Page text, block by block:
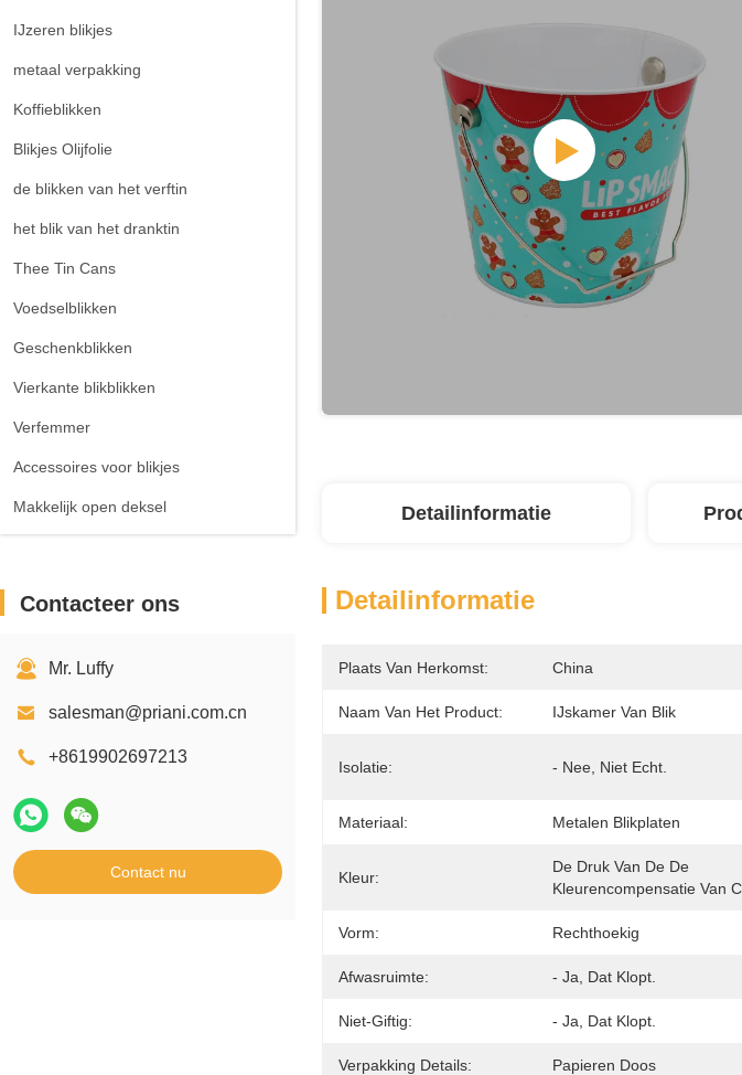
IJzeren blikjes
metaal verpakking
Koffieblikken
Blikjes Olijfolie
de blikken van het verftin
het blik van het dranktin
Thee Tin Cans
Voedselblikken
Geschenkblikken
Vierkante blikblikken
Verfemmer
Accessoires voor blikjes
Makkelijk open deksel
Contacteer ons
Mr. Luffy
salesman@priani.com.cn
+8619902697213
Contact nu
Detailinformatie
Detailinformatie
Plaats Van Herkomst: China
Naam Van Het Product: IJskamer Van Blik
Isolatie: - Nee, Niet Echt.
Materiaal: Metalen Blikplaten
Kleur:
De Druk Van De De
Kleurencompensatie Van
Vorm: Rechthoekig
Afwasruimte: - Ja, Dat Klopt.
Niet-Giftig: - Ja, Dat Klopt.
Verpakking Details: Papieren Doos